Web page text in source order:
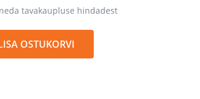
tavakaupluse hindadest
OSTUKORVI